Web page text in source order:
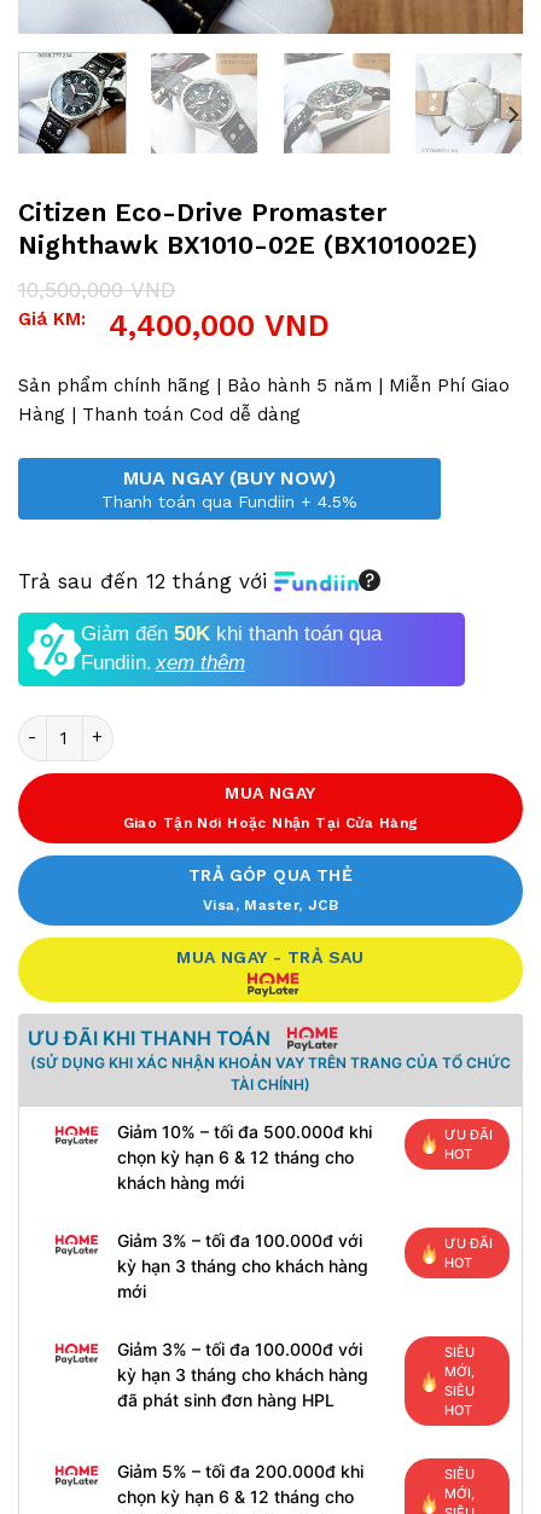
Citizen Eco-Drive Promaster
Nighthawk BX1010-02E (BX101002E)
10,500,000VND
Giá
10,500,000 VND.
4,400,000 VND
Giá
là:
4,400,000 VND.
Giá KM:
Sản phẩm chính hãng | Bảo hành 5 năm | Miễn Phí Giao
Hàng | Thanh toán Cod dễ dàng
MUA NGAY (BUY NOW)
Thanh toán qua Fundiin + 4.5%
Trả sau đến 12 tháng với
Giảm đến 50K khi thanh toán qua
Fundiin.xem thêm
Số lượng
MUA NGAY
Giao Tận Nơi Hoặc Nhận Tại Cửa Hàng
TRẢ GÓP QUA THẺ
Visa, Master, JCB
MUA NGAY - TRẢ SAU
ƯU ĐÃI KHI THANH TOÁN
(SỬ DỤNG KHI XÁC NHẬN KHOẢN VAY TRÊN TRANG CỦA TỔ CHỨC
TÀI CHÍNH)
Giảm 10% – tối đa 500.000đ khi
chọn kỳ hạn 6 & 12 tháng cho
khách hàng mới
ƯU ĐÃI
HOT
Giảm 3% – tối đa 100.000đ với
kỳ hạn 3 tháng cho khách hàng
mới
ƯU ĐÃI
HOT
Giảm 3% – tối đa 100.000đ với
kỳ hạn 3 tháng cho khách hàng
đã phát sinh đơn hàng HPL
SIÊU
MỚI,
SIÊU
HOT
Giảm 5% – tối đa 200.000đ khi
chọn kỳ hạn 6 & 12 tháng cho
SIÊU
MỚI,